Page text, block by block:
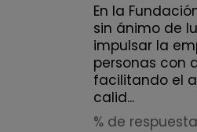
En la
sin ánimo de
impulsar la
personas con
facilitando el
calid...
% de